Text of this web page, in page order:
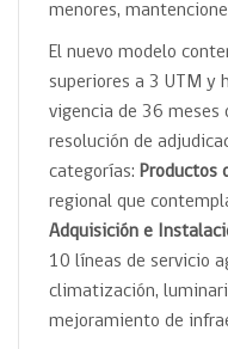
menores,
El nuevo modelo
superiores a 3 UTM y
vigencia de 36
resolución de
categorías: Productos
regional que
Adquisición e
10 líneas de servicio
climatización,
mejoramiento de